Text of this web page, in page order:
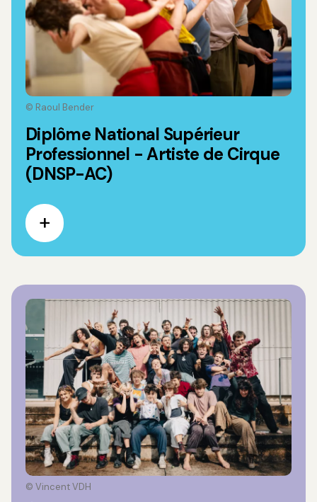
© Raoul Bender
Diplôme National Supérieur
Professionnel - Artiste de Cirque
(DNSP-AC)
© Vincent VDH